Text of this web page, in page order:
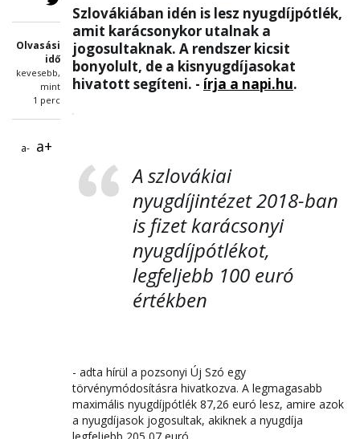
Olvasási
idő
kevesebb,
mint
1 perc
a- a+
Szlovákiában idén is lesz nyugdíjpótlék,
amit karácsonykor utalnak a
jogosultaknak. A rendszer kicsit
bonyolult, de a kisnyugdíjasokat
hivatott segíteni. - írja a napi.hu.
A szlovákiai
nyugdíjintézet 2018-ban
is fizet karácsonyi
nyugdíjpótlékot,
legfeljebb 100 euró
értékben
- adta hírül a pozsonyi Új Szó egy
törvénymódosításra hivatkozva. A legmagasabb
maximális nyugdíjpótlék 87,26 euró lesz, amire azok
a nyugdíjasok jogosultak, akiknek a nyugdíja